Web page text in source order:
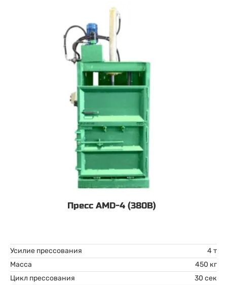
Пресс AMD-4 (380В)
Усилие прессования
4 т
Масса
450 кг
Цикл прессования
30 сек